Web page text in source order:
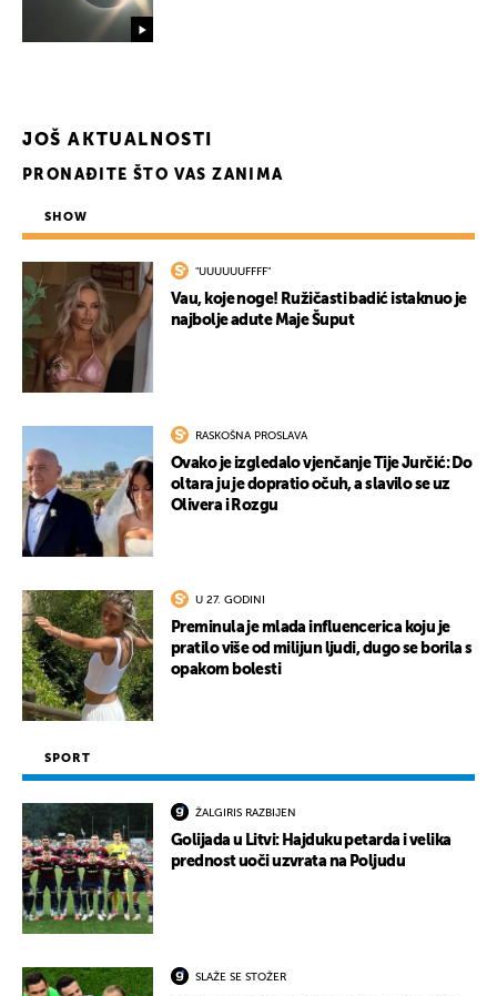
JOŠ AKTUALNOSTI
PRONAĐITE ŠTO VAS ZANIMA
SHOW
"UUUUUUFFFF"
Vau, koje noge! Ružičasti badić istaknuo je
najbolje adute Maje Šuput
RASKOŠNA PROSLAVA
Ovako je izgledalo vjenčanje Tije Jurčić: Do
oltara ju je dopratio očuh, a slavilo se uz
Olivera i Rozgu
U 27. GODINI
Preminula je mlada influencerica koju je
pratilo više od milijun ljudi, dugo se borila s
opakom bolesti
SPORT
ŽALGIRIS RAZBIJEN
Golijada u Litvi: Hajduku petarda i velika
prednost uoči uzvrata na Poljudu
SLAŽE SE STOŽER